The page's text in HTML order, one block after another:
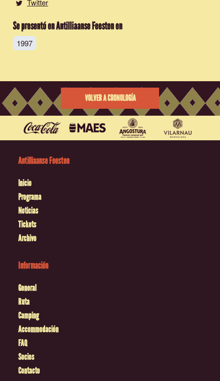
Twitter
Se presentó en Antilliaanse Feesten en
1997
VOLVER A CRONOLOGÍA
Antilliaanse Feesten
Inicio
Programa
Noticias
Tickets
Archivo
Información
General
Ruta
Camping
Accommodación
FAQ
Socios
Contacto